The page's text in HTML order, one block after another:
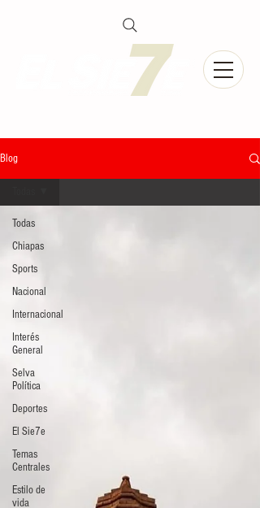
Blog
Todas
Chiapas
Sports
Nacional
Internacional
Interés
General
Selva
Política
Deportes
El Sie7e
Temas
Centrales
Estilo de
vida